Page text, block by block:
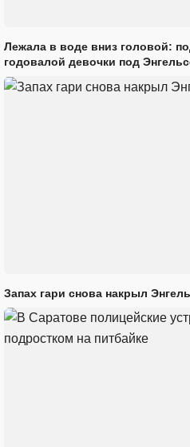
Лежала в воде вниз головой:
годовалой девочки под
Запах гари снова накрыл